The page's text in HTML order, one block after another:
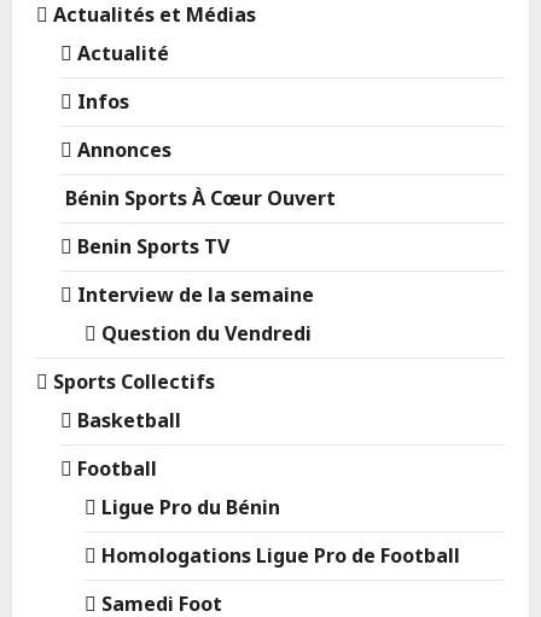
Actualités et Médias
Actualité
Infos
Annonces
Bénin Sports À Cœur Ouvert
Benin Sports TV
Interview de la semaine
Question du Vendredi
Sports Collectifs
Basketball
Football
Ligue Pro du Bénin
Homologations Ligue Pro de Football
Samedi Foot